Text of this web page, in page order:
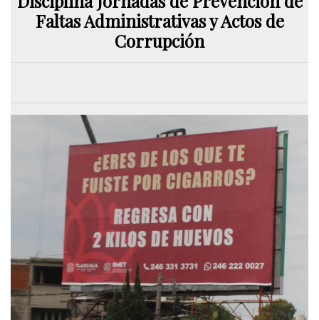
Faltas Administrativas y Actos de
Corrupción